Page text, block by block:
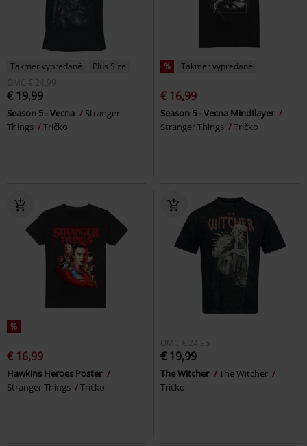
Takmer vypredané
Plus Size
OMC € 24,99
€ 19,99
Season 5 - Vecna
Stranger
Things
Tričko
% Takmer vypredané
€ 16,99
Season 5 - Vecna Mindflayer
Stranger Things
Tričko
%
€ 16,99
Hawkins Heroes Poster
Stranger Things
Tričko
OMC € 24,95
€ 19,99
The Witcher
The Witcher
Tričko